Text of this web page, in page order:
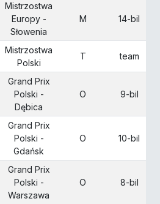
Mistrzostwa
Europy -
Słowenia
M 14-bil
Mistrzostwa
Polski
T team
Grand Prix
Polski -
Dębica
O 9-bil
Grand Prix
Polski -
Gdańsk
O 10-bil
Grand Prix
Polski -
Warszawa
O 8-bil